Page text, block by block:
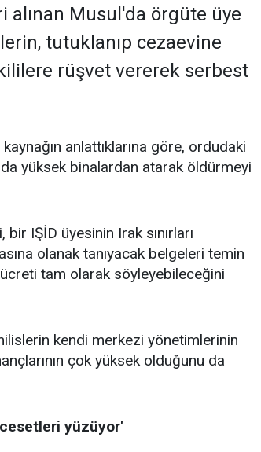
alınan Musul'da örgüte üye
tutuklanıp cezaevine
rüşvet vererek serbest
anlattıklarına göre, ordudaki
yüksek binalardan atarak öldürmeyi
IŞİD üyesinin Irak sınırları
olanak tanıyacak belgeleri temin
tam olarak söyleyebileceğini
kendi merkezi yönetimlerinin
çok yüksek olduğunu da
yüzüyor'